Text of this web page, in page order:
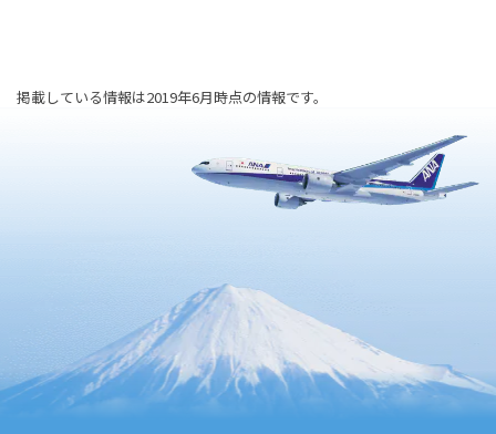
掲載している情報は2019年6月時点の情報です。